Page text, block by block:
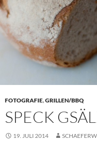
FOTOGRAFIE,GRILLEN/BBQ
SPECK
19. JULI 2014